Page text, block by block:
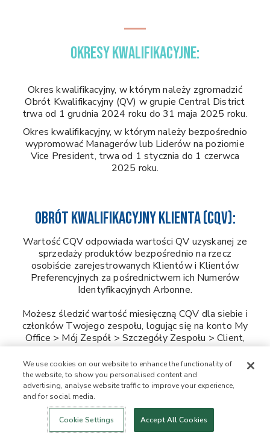
Nowość! Sklep
Zdrowy styl
życia
OKRESY KWALIFIKACYJNE:
Okres kwalifikacyjny, w którym należy zgromadzić
Obrót Kwalifikacyjny (QV) w grupie Central District
trwa od 1 grudnia 2024 roku do 31 maja 2025 roku.
Okres kwalifikacyjny, w którym należy bezpośrednio
wypromować Managerów lub Liderów na poziomie
Vice President, trwa od 1 stycznia do 1 czerwca
2025 roku.
OBRÓT KWALIFIKACYJNY KLIENTA (CQV):
Wartość CQV odpowiada wartości QV uzyskanej ze
sprzedaży produktów bezpośrednio na rzecz
osobiście zarejestrowanych Klientów i Klientów
Preferencyjnych za pośrednictwem ich Numerów
Identyfikacyjnych Arbonne.
Możesz śledzić wartość miesięczną CQV dla siebie i
członków Twojego zespołu, logując się na konto My
Office > Mój Zespół > Szczegóły Zespołu > Client,
PC & Personal QV i przeglądając kolumnę Total
Client Qualifying Volume (CQV).
OBRÓT KWALIFIKACYJNY W GRUPIE CENTRAL
DISTRICT (QV):
We use cookies on our website to enhance the functionality of
the website, to show you personalised content and
advertising, analyse website traffic to improve your experience,
and for social media.
Cookie Settings Accept All Cookies